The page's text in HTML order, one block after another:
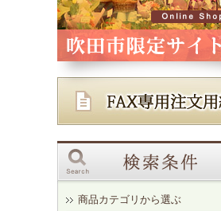
商品カテゴリから選ぶ